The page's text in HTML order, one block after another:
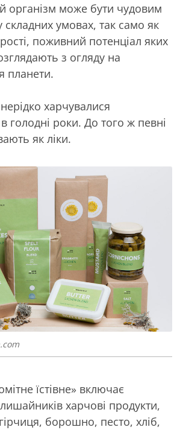
організм може бути чудовим
складних умовах, так само як
поживний потенціал яких
з огляду на
планети.
харчувалися
голодні роки. До того ж певні
як ліки.
їстівне» включає
харчові продукти,
борошно, песто, хліб,